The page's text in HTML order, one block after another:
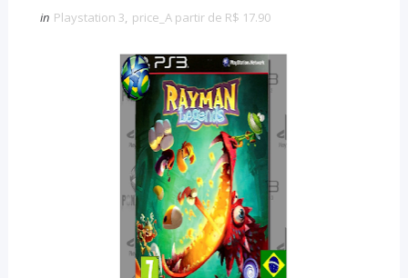
in Playstation 3, price_A partir de R$ 17.90